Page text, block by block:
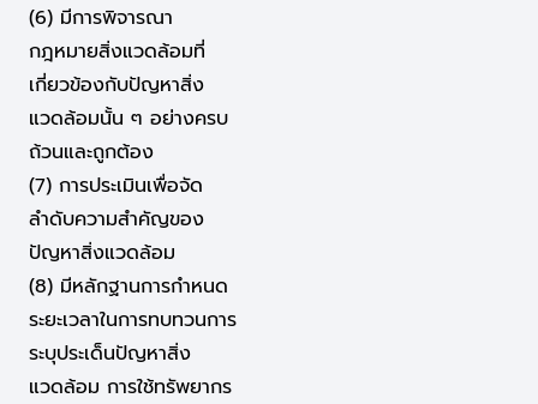
(6) มีการพิจารณา
กฎหมายสิ่งแวดล้อมที่
เกี่ยวข้องกับปัญหาสิ่ง
แวดล้อมนั้น ๆ อย่างครบ
ถ้วนและถูกต้อง
(7) การประเมินเพื่อจัด
ลำดับความสำคัญของ
ปัญหาสิ่งแวดล้อม
(8) มีหลักฐานการกำหนด
ระยะเวลาในการทบทวนการ
ระบุประเด็นปัญหาสิ่ง
แวดล้อม การใช้ทรัพยากร